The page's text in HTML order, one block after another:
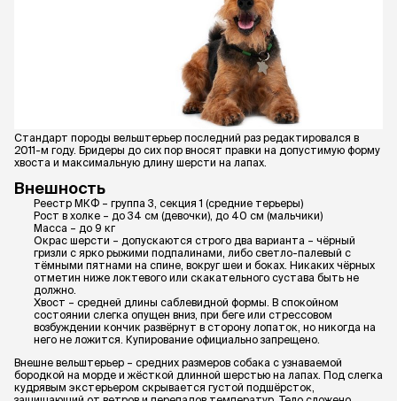
Стандарт породы вельштерьер последний раз редактировался в
2011-м году. Бридеры до сих пор вносят правки на допустимую форму
хвоста и максимальную длину шерсти на лапах.
Внешность
Реестр МКФ – группа 3, секция 1 (средние терьеры)
Рост в холке – до 34 см (девочки), до 40 см (мальчики)
Масса – до 9 кг
Окрас шерсти – допускаются строго два варианта – чёрный
гризли с ярко рыжими подпалинами, либо светло-палевый с
тёмными пятнами на спине, вокруг шеи и боках. Никаких чёрных
отметин ниже локтевого или скакательного сустава быть не
должно.
Хвост – средней длины саблевидной формы. В спокойном
состоянии слегка опущен вниз, при беге или стрессовом
возбуждении кончик развёрнут в сторону лопаток, но никогда на
него не ложится. Купирование официально запрещено.
Внешне вельштерьер – средних размеров собака с узнаваемой
бородкой на морде и жёсткой длинной шерстью на лапах. Под слегка
кудрявым экстерьером скрывается густой подшёрсток,